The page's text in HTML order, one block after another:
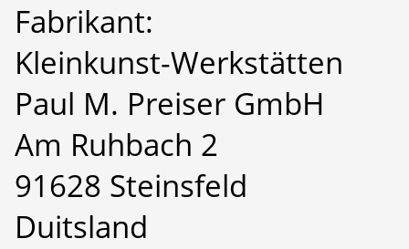
Fabrikant:
Kleinkunst-Werkstätten
Paul M. Preiser GmbH
Am Ruhbach 2
91628 Steinsfeld
Duitsland